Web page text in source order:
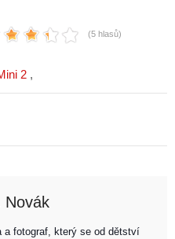
(5 hlasů)
2
Novák
a fotograf, který se od dětství